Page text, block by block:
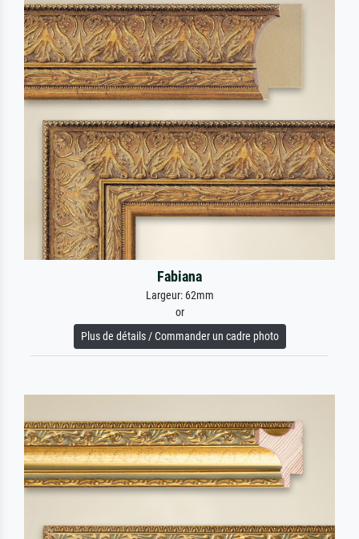
Fabiana
Largeur: 62mm
or
Plus de détails / Commander un cadre photo